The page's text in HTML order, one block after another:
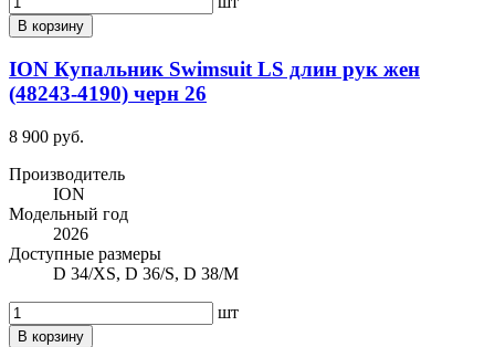
В корзину
ION Купальник Swimsuit LS длин рук жен
(48243-4190) черн 26
8 900 руб.
Производитель
ION
Модельный год
2026
Доступные размеры
D 34/XS, D 36/S, D 38/M
шт
В корзину